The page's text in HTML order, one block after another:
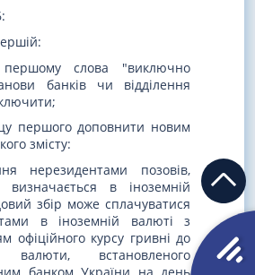
слова "виключно
банків чи відділення
першого доповнити новим
змісту:
нерезидентами позовів,
в іноземній
збір може сплачуватися
в іноземній валюті з
офіційного курсу гривні до
валюти, встановленого